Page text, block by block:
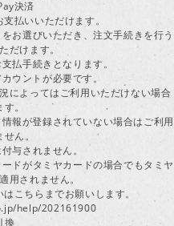
決済
払いいただけます。
お選びいただき、注文手続きを行う
だけます。
払手続きとなります。
ウントが必要です。
によってはご利用いただけない場合
。
報が登録されていない場合はご利用
ん。
与されません。
ドがタミヤカードの場合でもタミヤ
用されません。
こちらまでお願いします。
help/202161900
換